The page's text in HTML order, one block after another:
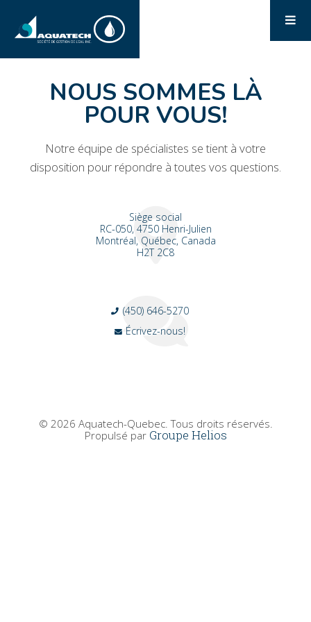
NOUS SOMMES LÀ
POUR VOUS!
Notre équipe de spécialistes se tient à votre
disposition pour répondre à toutes vos questions.
Siège social
RC-050, 4750 Henri-Julien
Montréal, Québec, Canada
H2T 2C8
(450) 646-5270
Écrivez-nous!
© 2026 Aquatech-Quebec. Tous droits réservés.
Propulsé par Groupe Helios